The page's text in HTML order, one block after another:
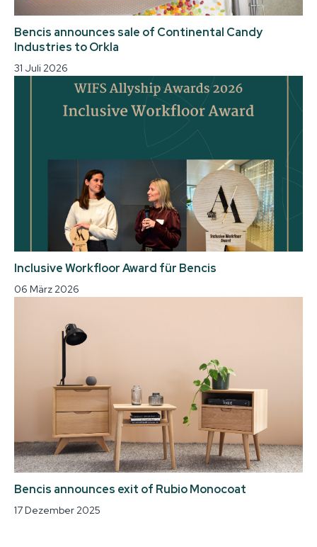
Bencis announces sale of Continental Candy
Industries to Orkla
31 Juli 2026
Inclusive Workfloor Award für Bencis
06 März 2026
Bencis announces exit of Rubio Monocoat
17 Dezember 2025